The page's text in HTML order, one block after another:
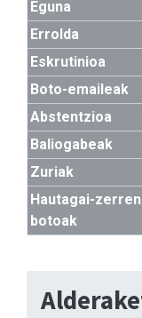
Eguna
Errolda
Eskrutinioa
Boto-emaileak
Abstentzioa
Baliogabeak
Zuriak
Hautagai-
botoak